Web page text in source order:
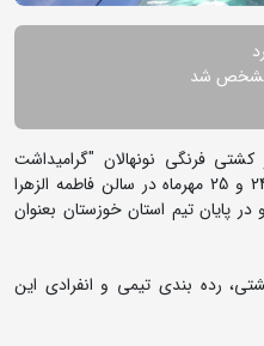
مشخص شد
کشتی فرنگی نونهالان "گرامیداشت
هفته تربیت بدنی و ورزش" روزهای 24 و 25 مهرماه در سالن فاطمه الزهرا
پایان تیم استان خوزستان بعنوان
رده بندی تیمی و انفرادی این